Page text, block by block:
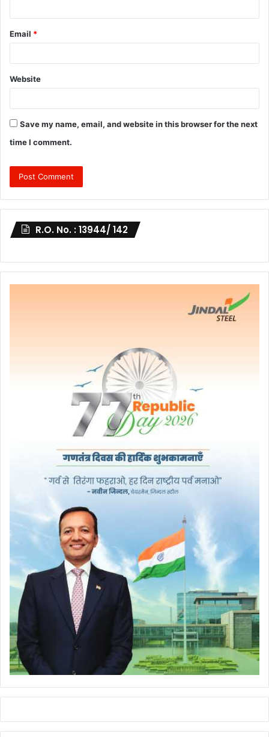
Email *
Website
Save my name, email, and website in this browser for the next
time I comment.
R.O. No. : 13944/ 142